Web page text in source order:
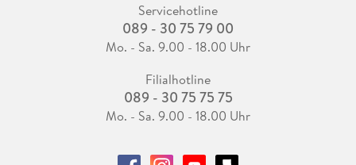
Servicehotline
089 - 30 75 79 00
Mo. - Sa. 9.00 - 18.00 Uhr
Filialhotline
089 - 30 75 75 75
Mo. - Sa. 9.00 - 18.00 Uhr